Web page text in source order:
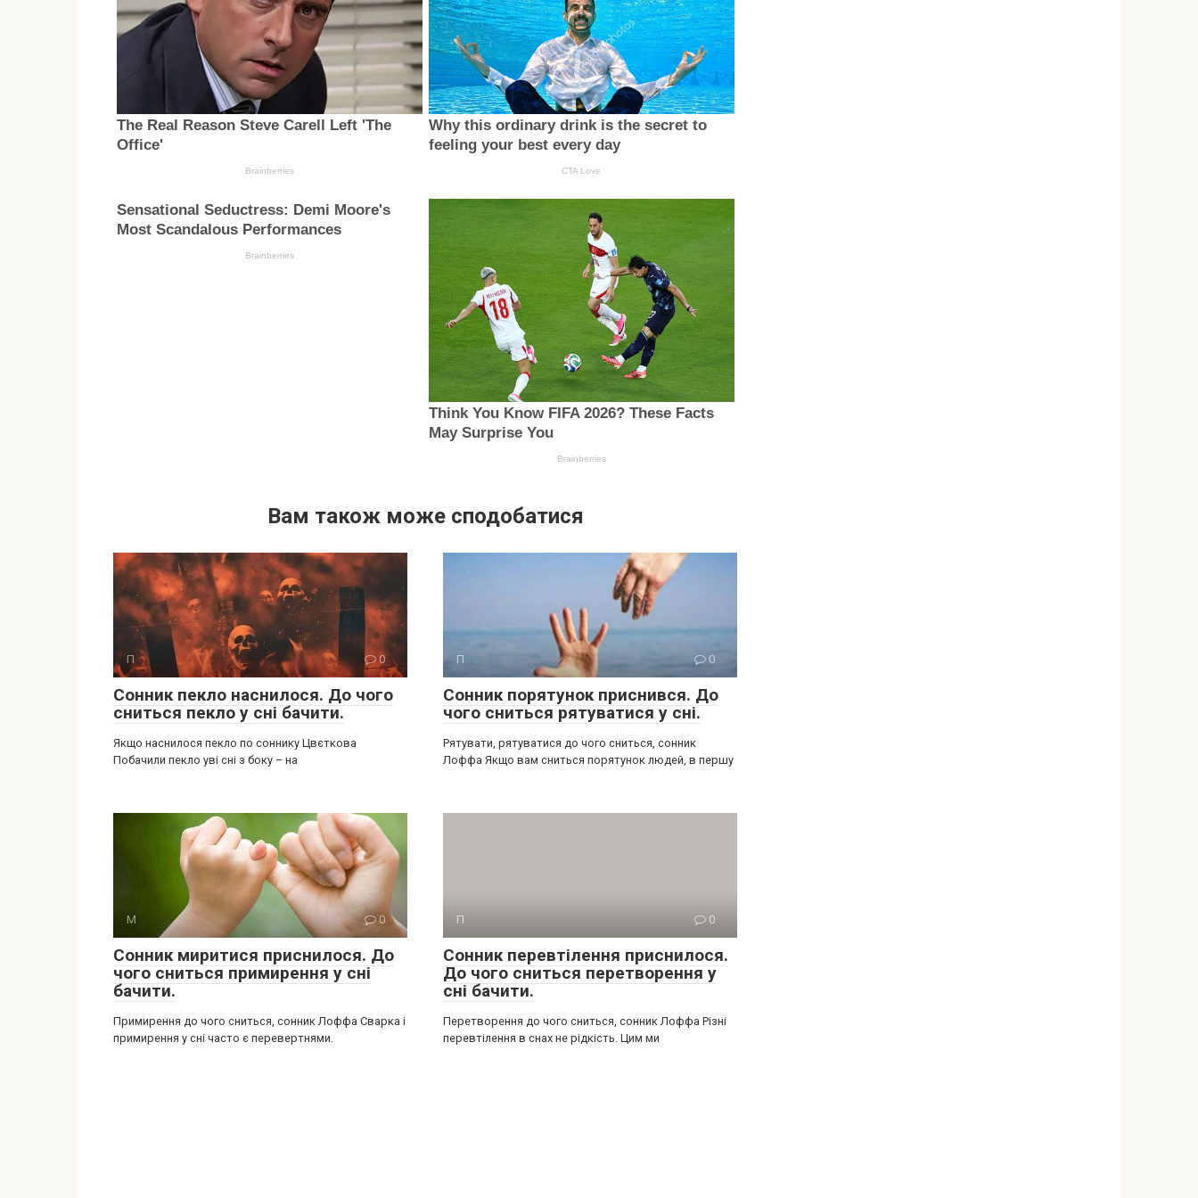
Вам також може сподобатися
П 0
Сонник пекло наснилося. До чого
сниться пекло у сні бачити.
Якщо наснилося пекло по соннику Цвєткова
Побачили пекло уві сні з боку – на
П 0
Сонник порятунок приснився. До
чого сниться рятуватися у сні.
Рятувати, рятуватися до чого сниться, сонник
Лоффа Якщо вам сниться порятунок людей, в першу
М 0
Сонник миритися приснилося. До
чого сниться примирення у сні
бачити.
Примирення до чого сниться, сонник Лоффа Сварка і
примирення у сні часто є перевертнями.
П 0
Сонник перевтілення приснилося.
До чого сниться перетворення у
сні бачити.
Перетворення до чого сниться, сонник Лоффа Різні
перевтілення в снах не рідкість. Цим ми